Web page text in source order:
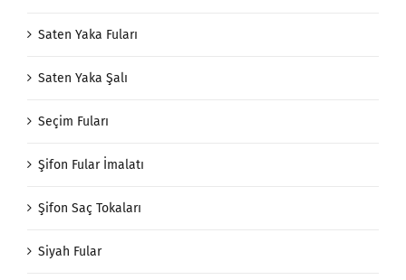
Saten Yaka Fuları
Saten Yaka Şalı
Seçim Fuları
Şifon Fular İmalatı
Şifon Saç Tokaları
Siyah Fular